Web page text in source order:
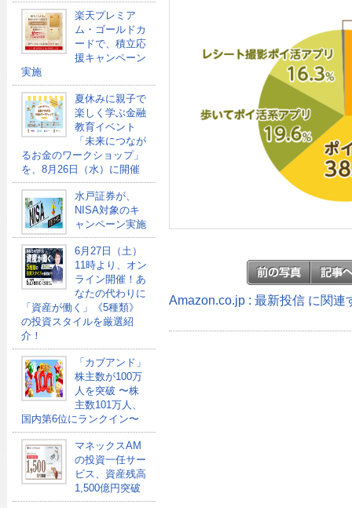
楽天プレミア
ム・ゴールドカ
ードで、積立応
援キャンペーン
実施
夏休みに親子で
楽しく学ぶ金融
教育イベント
「未来につなが
るお金のワークショップ」
を、8月26日（水）に開催
水戸証券が、
NISA対象のキ
ャンペーン実施
6月27日（土）
11時より、オン
ライン開催！あ
なたの代わりに
「資産が働く」《5種類》
の投資スタイルを厳選紹
介！
「カブアンド」
株主数が100万
人を突破 〜株
主数101万人、
国内第6位にランクイン〜
マネックスAM
の投資一任サー
ビス、資産残高
1,500億円突破
Amazon.co.jp : 最新投信 に関連